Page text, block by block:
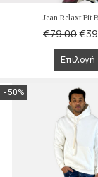
Jean Relaxt Fit
€79.00€
Επιλογή
- 50%